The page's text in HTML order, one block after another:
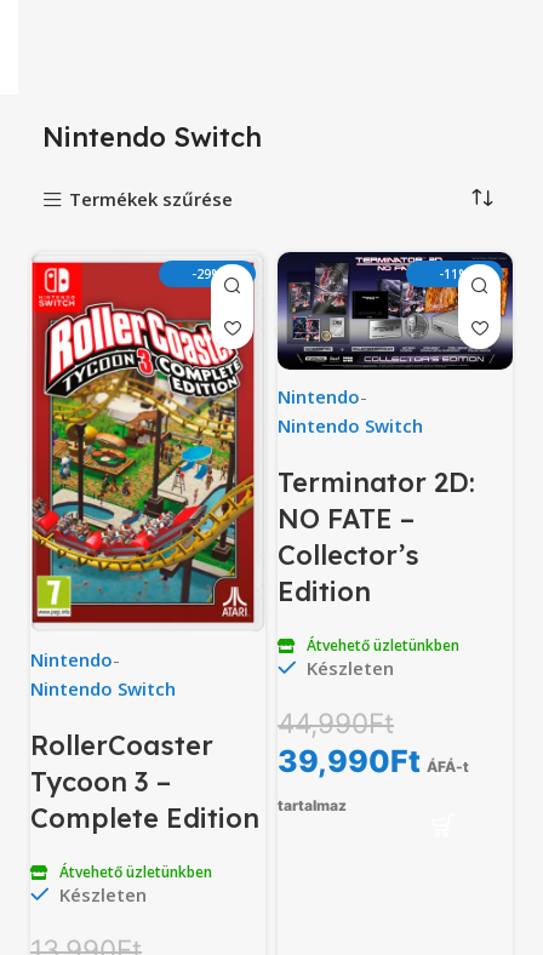
Nintendo Switch
Termékek szűrése
-29%
Nintendo-
Nintendo Switch
RollerCoaster
Tycoon 3 –
Complete Edition
Átvehető üzletünkben
Készleten
-11%
Nintendo-
Nintendo Switch
Terminator 2D:
NO FATE –
Collector’s
Edition
Átvehető üzletünkben
Készleten
44,990Ft
39,990Ft ÁFÁ-t
tartalmaz